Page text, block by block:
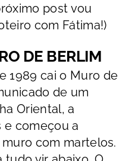
post vou
com Fátima!)
DE BERLIM
1989 cai o Muro de
de um
Oriental, a
e começou a
com martelos.